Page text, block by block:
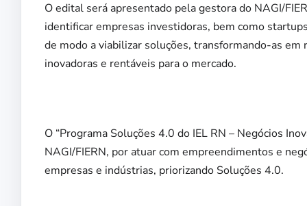
O edital será apresentado pela gestora do NAGI/
identificar empresas investidoras, bem como
de modo a viabilizar soluções, transformando-as
inovadoras e rentáveis para o mercado.
O “Programa Soluções 4.0 do IEL RN – Negócios
NAGI/FIERN, por atuar com empreendimentos e
empresas e indústrias, priorizando Soluções 4.0.